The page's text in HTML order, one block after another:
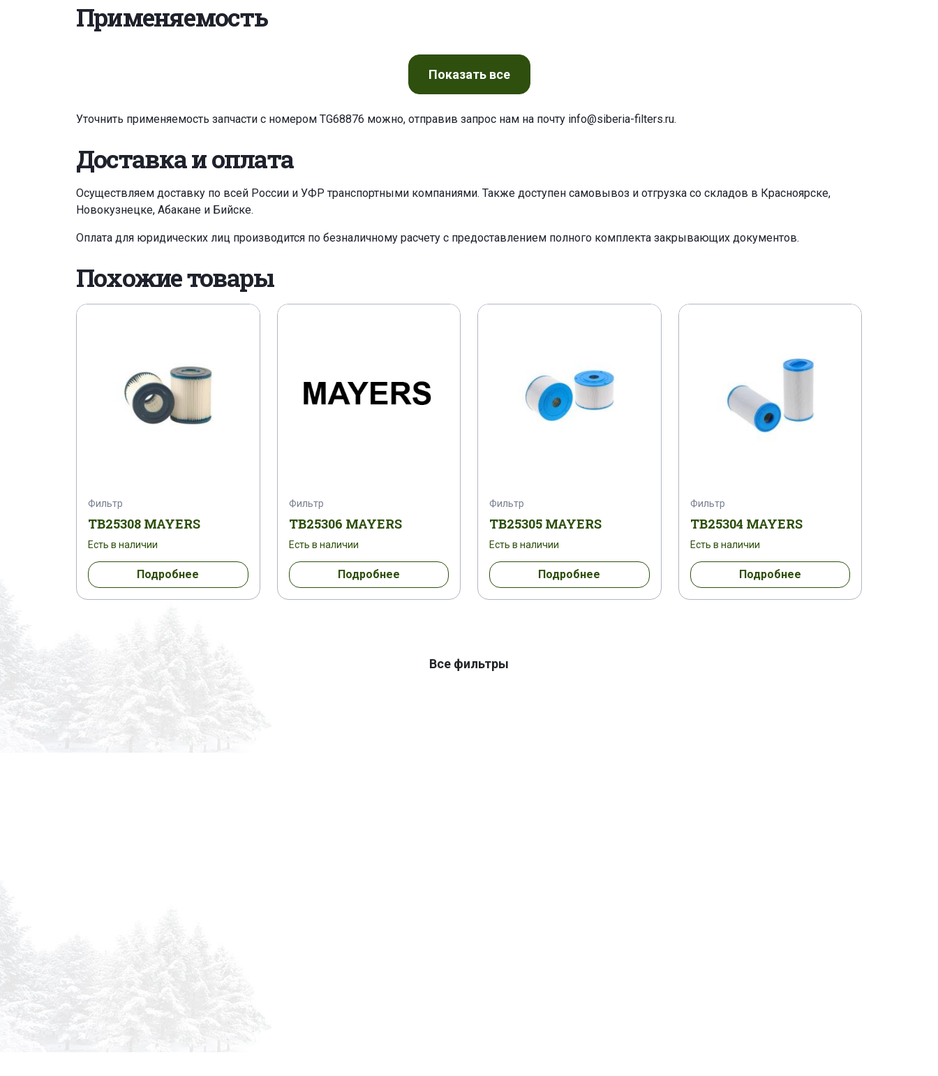
Применяемость
Показатьвсе
Уточнить применяемость запчасти с номером TG68876 можно, отправив запрос нам на почту info@siberia-filters.ru.
Доставка и оплата
Осуществляем доставку по всей России и УФР транспортными компаниями. Также доступен самовывоз и отгрузка со складов в Красноярске,
Новокузнецке, Абакане и Бийске.
Оплата для юридических лиц производится по безналичному расчету с предоставлением полного комплекта закрывающих документов.
Похожие товары
Фильтр
TB25308 MAYERS
Есть в наличии
Подробнее
Фильтр
TB25306 MAYERS
Есть в наличии
Подробнее
Фильтр
TB25305 MAYERS
Есть в наличии
Подробнее
Фильтр
TB25304 MAYERS
Есть в наличии
Подробнее
Все фильтры